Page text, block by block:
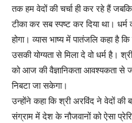
तक हम वेदों की चर्चा ही कर रहे हैं
टीका कर सब स्पष्ट कर दिया था।
होगा। व्यास भाष्य में पातंजलि कहा है
उसकी योग्यता से मिला दे वो धर्म है।
को आज की वैज्ञानिकता आवश्यकता से
निबटा जा सकेगा।
उन्होंने कहा कि श्री अरविंद ने वेदों की
संग्राम में देश के नौजवानों को ऐसा